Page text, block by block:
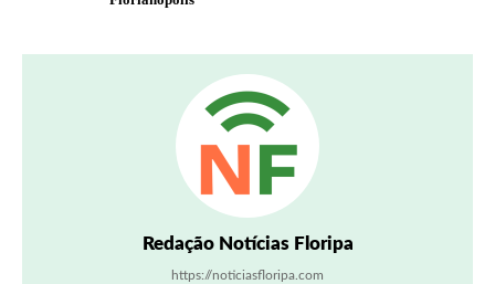
Redação Notícias Floripa
https://noticiasfloripa.com